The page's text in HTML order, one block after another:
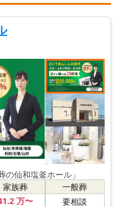
仙和塩釜ホール」
家族葬
.2万〜
一般葬
要相談